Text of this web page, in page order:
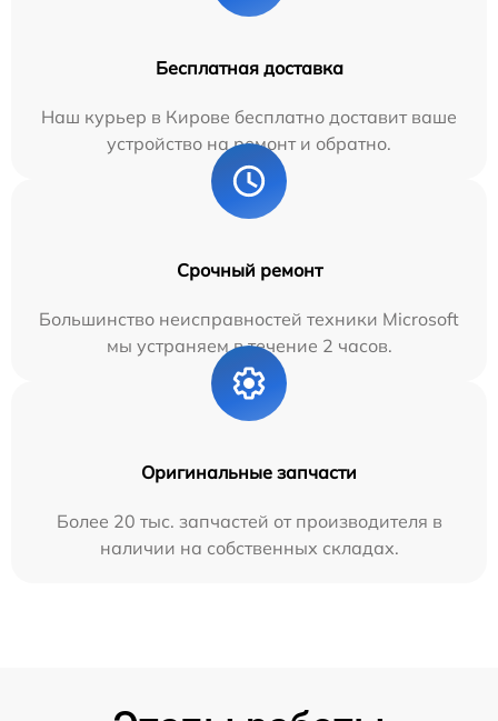
Бесплатная доставка
Наш курьер в Кирове бесплатно доставит ваше
устройство на ремонт и обратно.
Срочный ремонт
Большинство неисправностей техники Microsoft
мы устраняем в течение 2 часов.
Оригинальные запчасти
Более 20 тыс. запчастей от производителя в
наличии на собственных складах.